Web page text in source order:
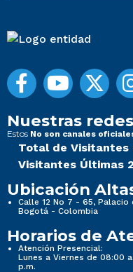
Nuestras
Estos No son canales
Total de Visitantes
Visitantes Últimas
Ubicación
Calle 12 No 7 - 65,
Bogotá - Colombia
Horarios de
Atención Presencial:
Lunes a Viernes de 08:00
p.m.